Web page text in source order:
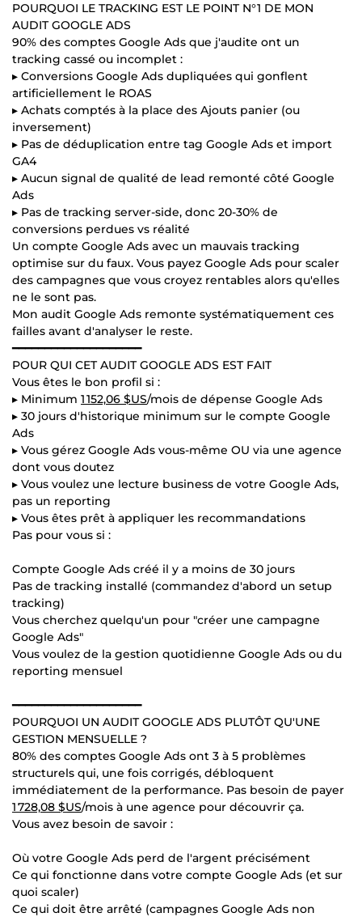
POURQUOI LE TRACKING EST LE POINT N°1 DE MON
AUDIT GOOGLE ADS
90% des comptes Google Ads que j'audite ont un
tracking cassé ou incomplet :
▸ Conversions Google Ads dupliquées qui gonflent
artificiellement le ROAS
▸ Achats comptés à la place des Ajouts panier (ou
inversement)
▸ Pas de déduplication entre tag Google Ads et import
GA4
▸ Aucun signal de qualité de lead remonté côté Google
Ads
▸ Pas de tracking server-side, donc 20-30% de
conversions perdues vs réalité
Un compte Google Ads avec un mauvais tracking
optimise sur du faux. Vous payez Google Ads pour scaler
des campagnes que vous croyez rentables alors qu'elles
ne le sont pas.
Mon audit Google Ads remonte systématiquement ces
failles avant d'analyser le reste.
━━━━━━━━━━━━━━━━━━━━
POUR QUI CET AUDIT GOOGLE ADS EST FAIT
Vous êtes le bon profil si :
▸ Minimum 1 152,06 $US/mois de dépense Google Ads
▸ 30 jours d'historique minimum sur le compte Google
Ads
▸ Vous gérez Google Ads vous-même OU via une agence
dont vous doutez
▸ Vous voulez une lecture business de votre Google Ads,
pas un reporting
▸ Vous êtes prêt à appliquer les recommandations
Pas pour vous si :
Compte Google Ads créé il y a moins de 30 jours
Pas de tracking installé (commandez d'abord un setup
tracking)
Vous cherchez quelqu'un pour "créer une campagne
Google Ads"
Vous voulez de la gestion quotidienne Google Ads ou du
reporting mensuel
━━━━━━━━━━━━━━━━━━━━
POURQUOI UN AUDIT GOOGLE ADS PLUTÔT QU'UNE
GESTION MENSUELLE ?
80% des comptes Google Ads ont 3 à 5 problèmes
structurels qui, une fois corrigés, débloquent
immédiatement de la performance. Pas besoin de payer
1 728,08 $US/mois à une agence pour découvrir ça.
Vous avez besoin de savoir :
Où votre Google Ads perd de l'argent précisément
Ce qui fonctionne dans votre compte Google Ads (et sur
quoi scaler)
Ce qui doit être arrêté (campagnes Google Ads non